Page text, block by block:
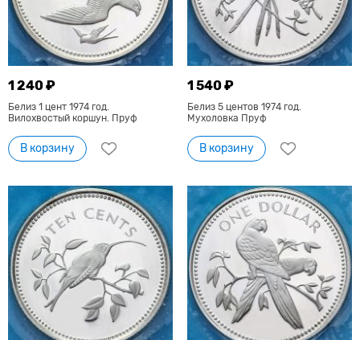
1 240 ₽
Белиз 1 цент 1974 год.
Вилохвостый коршун. Пруф
В корзину
1 540 ₽
Белиз 5 центов 1974 год.
Мухоловка Пруф
В корзину